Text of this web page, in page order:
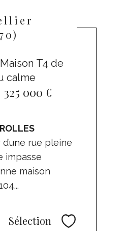
T4 de
calme
325 000 €
rue pleine
impasse
maison
Sélection